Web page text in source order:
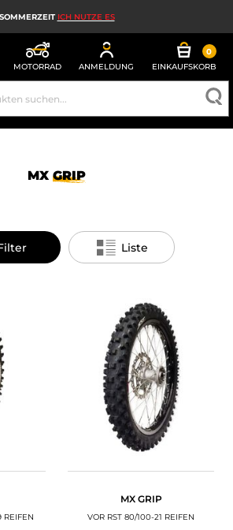
SOMMERZEIT ICH NUTZE ES
MOTORRAD ANMELDUNG
0
EINKAUFSKORB
FÜR HERREN
AIRBAG
ANGEBOTE UND SONDERAKTIONEN
MX GRIP
Liste
REIFEN
MX GRIP
VOR RST 80/100-21 REIFEN